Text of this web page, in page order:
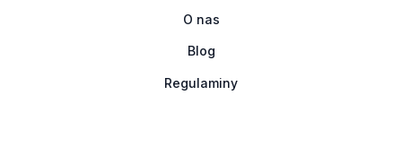
O nas
Blog
Regulaminy